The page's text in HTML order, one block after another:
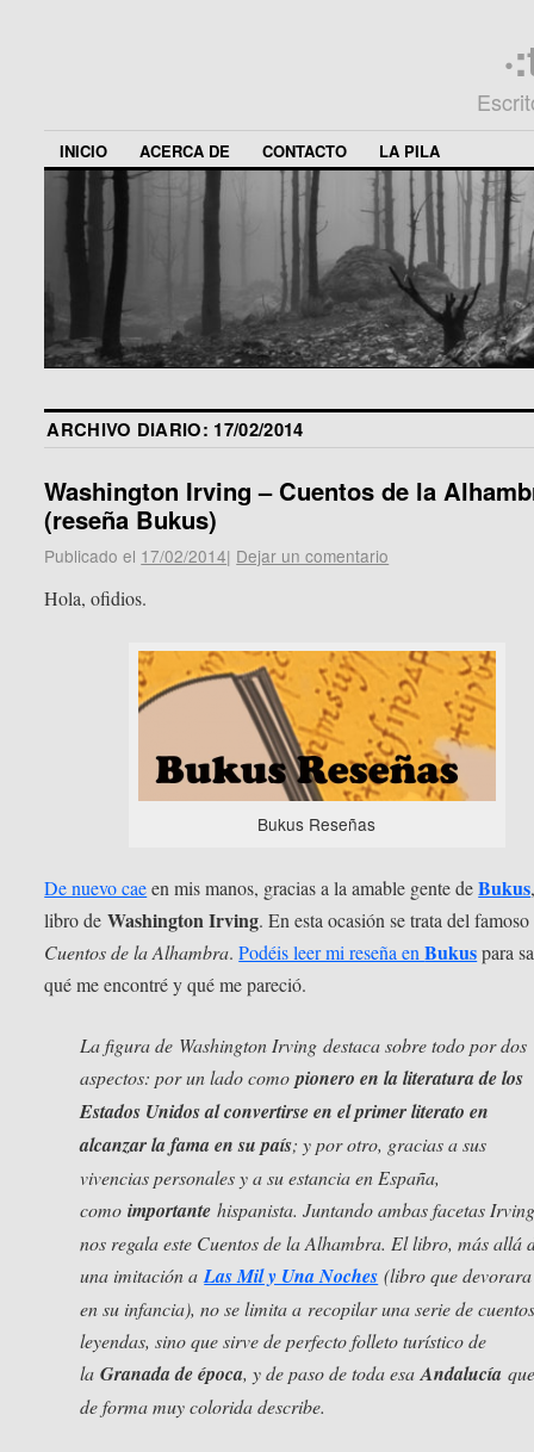
INICIO ACERCA DE CONTACTO LA PILA
ARCHIVO DIARIO: 17/02/2014
Washington Irving – Cuentos de la
(reseña Bukus)
Publicado el 17/02/2014| Dejar un comentario
Hola, ofidios.
Bukus Reseñas
De nuevo caeen mis manos, gracias a la amable gente deBukus
libro deWashington Irving. En esta ocasión se trata del famoso
Cuentos de la Alhambra.Podéis leer mi reseña enBukuspara
qué me encontré y qué me pareció.
La figura de Washington Irving destaca sobre todo por dos
aspectos: por un lado comopionero en la literatura de los
Estados Unidos al convertirse en el primer literato en
alcanzar la fama en su país; y por otro, gracias a sus
vivencias personales y a su estancia en España,
comoimportante hispanista. Juntando ambas facetas
nos regala este Cuentos de la Alhambra. El libro, más allá
una imitación aLas Mil y Una Noches (libro que devorara
en su infancia), no se limita a recopilar una serie de
leyendas, sino que sirve de perfecto folleto turístico de
laGranada de época, y de paso de toda esaAndalucía
de forma muy colorida describe.